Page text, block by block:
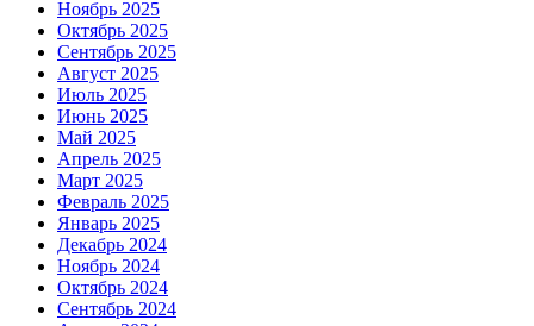
Ноябрь 2025
Октябрь 2025
Сентябрь 2025
Август 2025
Июль 2025
Июнь 2025
Май 2025
Апрель 2025
Март 2025
Февраль 2025
Январь 2025
Декабрь 2024
Ноябрь 2024
Октябрь 2024
Сентябрь 2024